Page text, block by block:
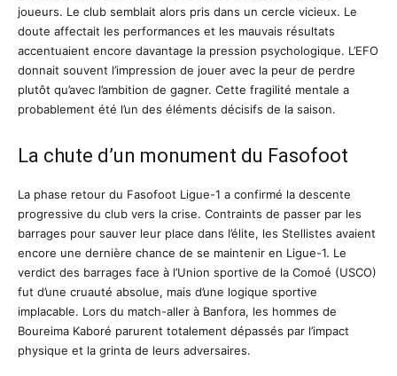
joueurs. Le club semblait alors pris dans un cercle vicieux. Le
doute affectait les performances et les mauvais résultats
accentuaient encore davantage la pression psychologique. L’EFO
donnait souvent l’impression de jouer avec la peur de perdre
plutôt qu’avec l’ambition de gagner. Cette fragilité mentale a
probablement été l’un des éléments décisifs de la saison.
La chute d’un monument du Fasofoot
La phase retour du Fasofoot Ligue-1 a confirmé la descente
progressive du club vers la crise. Contraints de passer par les
barrages pour sauver leur place dans l’élite, les Stellistes avaient
encore une dernière chance de se maintenir en Ligue-1. Le
verdict des barrages face à l’Union sportive de la Comoé (USCO)
fut d’une cruauté absolue, mais d’une logique sportive
implacable. Lors du match-aller à Banfora, les hommes de
Boureima Kaboré parurent totalement dépassés par l’impact
physique et la grinta de leurs adversaires.